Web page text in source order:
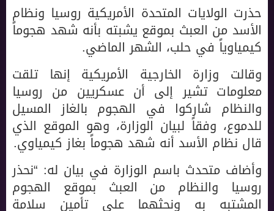
حذرت الولايات المتحدة الأمريكية روسيا ونظام
الأسد من العبث بموقع يشبته بأنه شهد هجوماً
كيمياوياً في حلب، الشهر الماضي.
وقالت وزارة الخارجية الأمريكية إنها تلقت
معلومات تشير إلى أن عسكريين من روسيا
والنظام شاركوا في الهجوم بالغاز المسيل
للدموع، وفقاً لبيان الوزارة، وهو الموقع الذي
قال نظام الأسد أنه شهد هجوماً بغاز كيمياوي.
وأضاف متحدث باسم الوزارة في بيان له: “نحذر
روسيا والنظام من العبث بموقع الهجوم
المشتبه به ونحثهما على تأمين سلامة